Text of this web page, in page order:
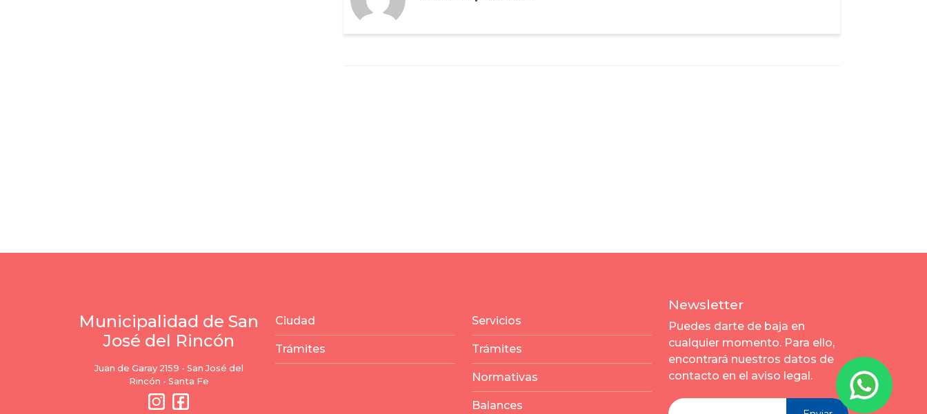
Municipalidad de San
José del Rincón
Juan de Garay 2159 - San José del
Rincón - Santa Fe
Ciudad
Trámites
Servicios
Trámites
Normativas
Balances
Newsletter
Puedes darte de baja en
cualquier momento. Para ello,
encontrará nuestros datos de
contacto en el aviso legal.